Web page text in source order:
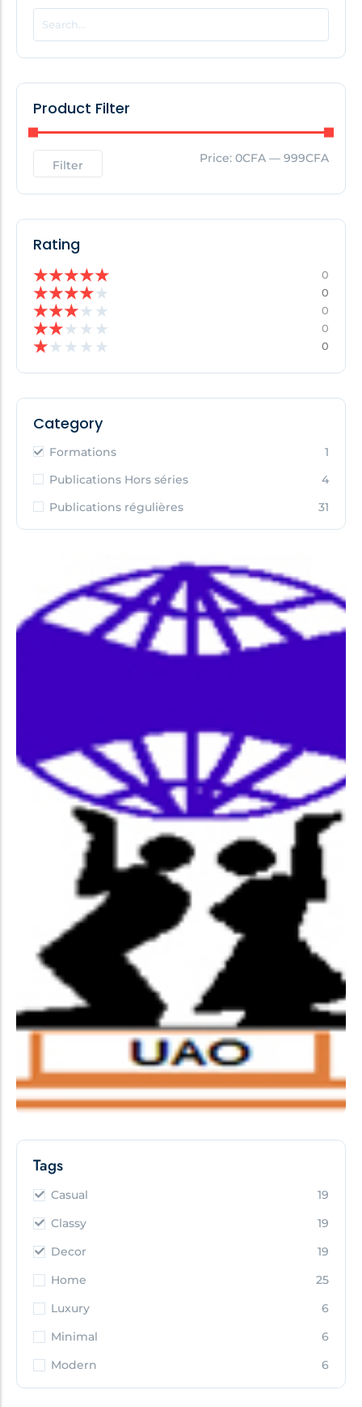
POPULAR THIS WEEK
No Posts Found!
No Posts Found!
Product Filter
Filter Price: 0CFA — 999CFA
Rating
★★★★★ 0
★★★★★ 0
★★★★ ★ 0
★★★ ★ ★ 0
★★ ★ ★ ★ 0
Category
Formations
1
Publications Hors séries
4
Publications régulières
31
Tags
Casual
19
Classy
19
Decor
19
Home
25
Luxury
6
Minimal
6
Modern
6